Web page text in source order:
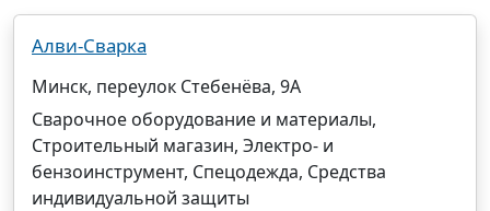
Алви-Сварка
Минск, переулок Стебенёва, 9А
Сварочное оборудование и материалы,
Строительный магазин, Электро- и
бензоинструмент, Спецодежда, Средства
индивидуальной защиты